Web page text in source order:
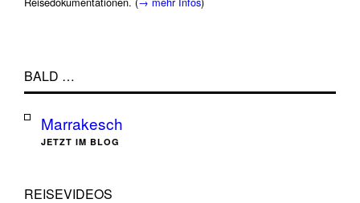
BALD …
Marrakesch
JETZT IM BLOG
REISEVIDEOS